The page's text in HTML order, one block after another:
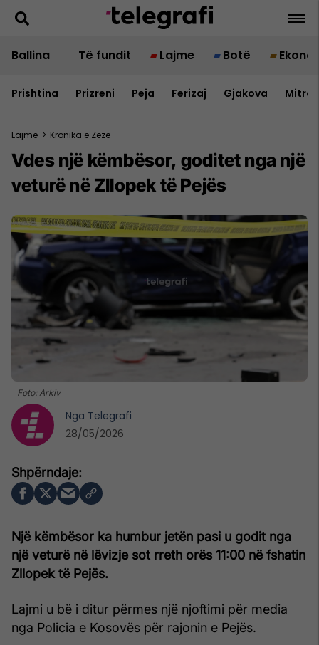
Ballina Të fundit Lajme Botë
Prishtina Prizreni Peja Ferizaj Gjakova
Lajme > Kronika e Zezë
Vdes një këmbësor, goditet nga një
veturë në Zllopek të Pejës
Foto: Arkiv
Një këmbësor ka humbur jetën pasi u godit nga
një veturë në lëvizje sot rreth orës 11:00 në fshatin
Zllopek të Pejës.
Lajmi u bë i ditur përmes një njoftimi për media
nga Policia e Kosovës për rajonin e Pejës.
Nga Telegrafi
28/05/2026